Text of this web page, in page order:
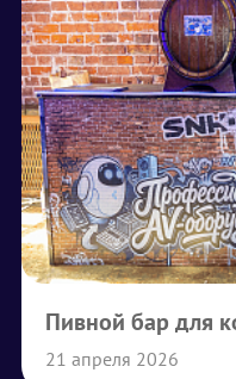
Пивной бар для
21 апреля 2026